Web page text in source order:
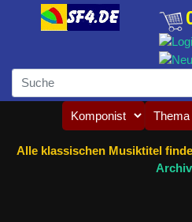
Alle klassischen Musiktitel
Archiv